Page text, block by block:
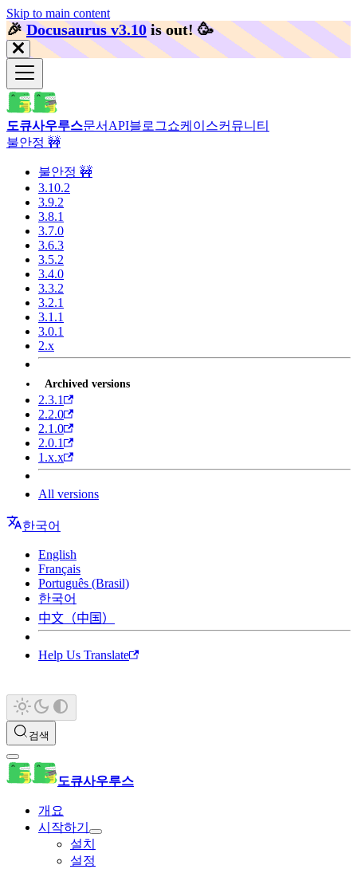
Skip to main content
🎉️Docusaurus v3.10 is out! 🥳️
도큐사우루스문서 API블로그쇼케이스커뮤니티
불안정 🚧
불안정 🚧
3.10.2
3.9.2
3.8.1
3.7.0
3.6.3
3.5.2
3.4.0
3.3.2
3.2.1
3.1.1
3.0.1
2.x
Archived versions
2.3.1
2.2.0
2.1.0
2.0.1
1.x.x
All versions
한국어
English
Français
Português (Brasil)
한국어
中文（中国）
Help Us Translate
검색
도큐사우루스
개요
시작하기
설치
설정